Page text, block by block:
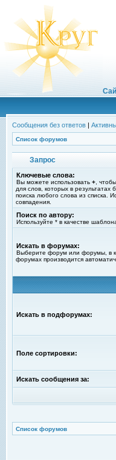
Сообщения без ответов |
Список форумов
Запрос
Ключевые слова:
Вы можете использовать + ,
для слов, которых в
поиска любого слова из списка.
совпадения.
Поиск по автору:
Используйте * в качестве
Искать в форумах:
Выберите форум или форумы, в
форумах производится
Искать в подфорумах:
Поле сортировки:
Искать сообщения за:
Список форумов